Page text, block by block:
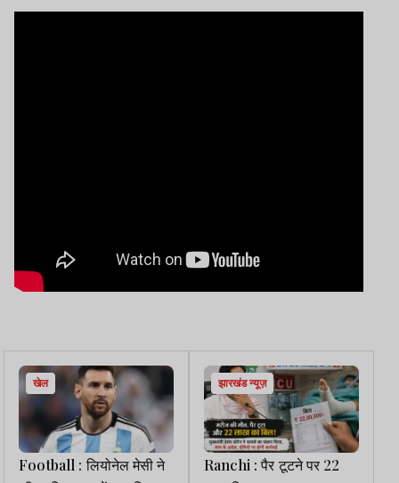
की
खेल
Football : लियोनेल मेसी ने
झारखंड न्यूज़
Ranchi : पैर टूटने पर 22